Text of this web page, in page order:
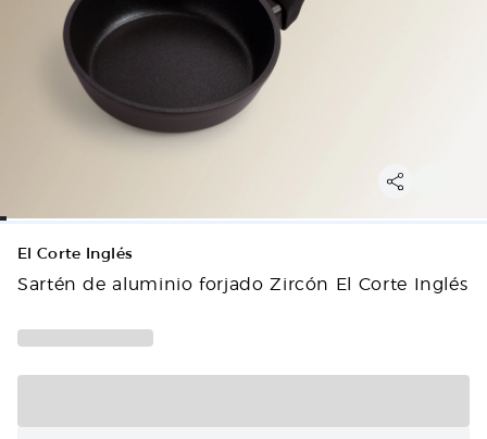
El Corte Inglés
Sartén de aluminio forjado Zircón El Corte Inglés